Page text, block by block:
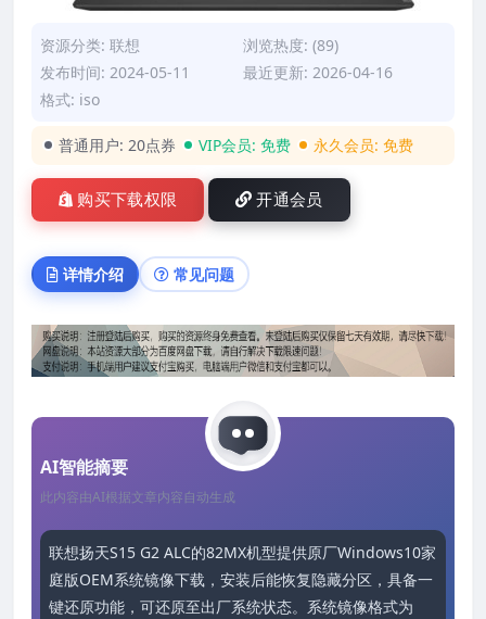
资源分类: 联想
浏览热度: (89)
发布时间: 2024-05-11
最近更新: 2026-04-16
格式: iso
普通用户: 20点券 VIP会员: 免费 永久会员: 免费
购买下载权限 开通会员
详情介绍 常见问题
AI智能摘要
此内容由AI根据文章内容自动生成
联想扬天S15 G2 ALC的82MX机型提供原厂Windows10家
庭版OEM系统镜像下载，安装后能恢复隐藏分区，具备一
键还原功能，可还原至出厂系统状态。系统镜像格式为